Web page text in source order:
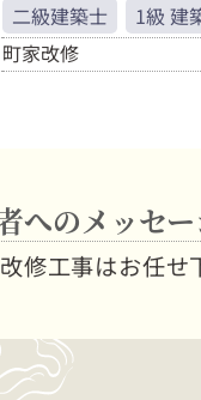
二級建築士 1級 建
町家改修
へのメッセ
修工事はお任せ